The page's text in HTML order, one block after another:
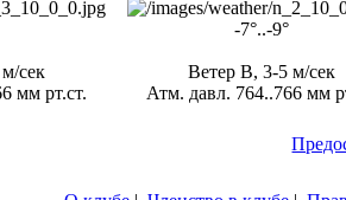
сек
мм рт.ст.
-7°..-9°
Ветер В, 3-5 м/сек
Атм. давл. 764..766 мм